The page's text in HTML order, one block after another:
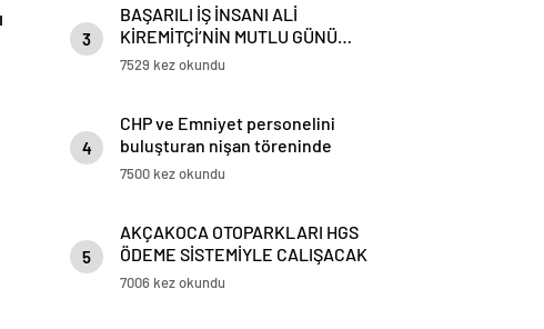
3
BAŞARILI İŞ İNSANI ALİ
KİREMİTÇİ’NİN MUTLU GÜNÜ…
7529 kez okundu
4
CHP ve Emniyet personelini
buluşturan nişan töreninde
renkli anlar yaşandı
7500 kez okundu
5
AKÇAKOCA OTOPARKLARI HGS
ÖDEME SİSTEMİYLE CALIŞACAK
7006 kez okundu